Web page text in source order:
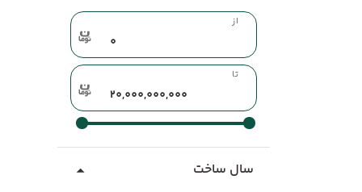
از
تا
سال ساخت